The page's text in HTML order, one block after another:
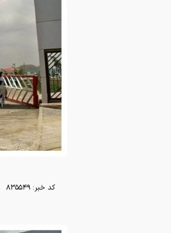
کد خبر: ۸۳۵۵۴۹